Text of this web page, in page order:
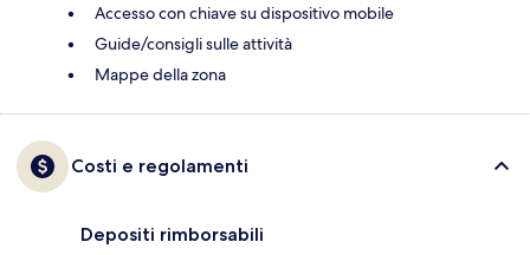
Accesso con chiave su dispositivo mobile
Guide/consigli sulle attività
Mappe della zona
Costi e regolamenti
Depositi rimborsabili